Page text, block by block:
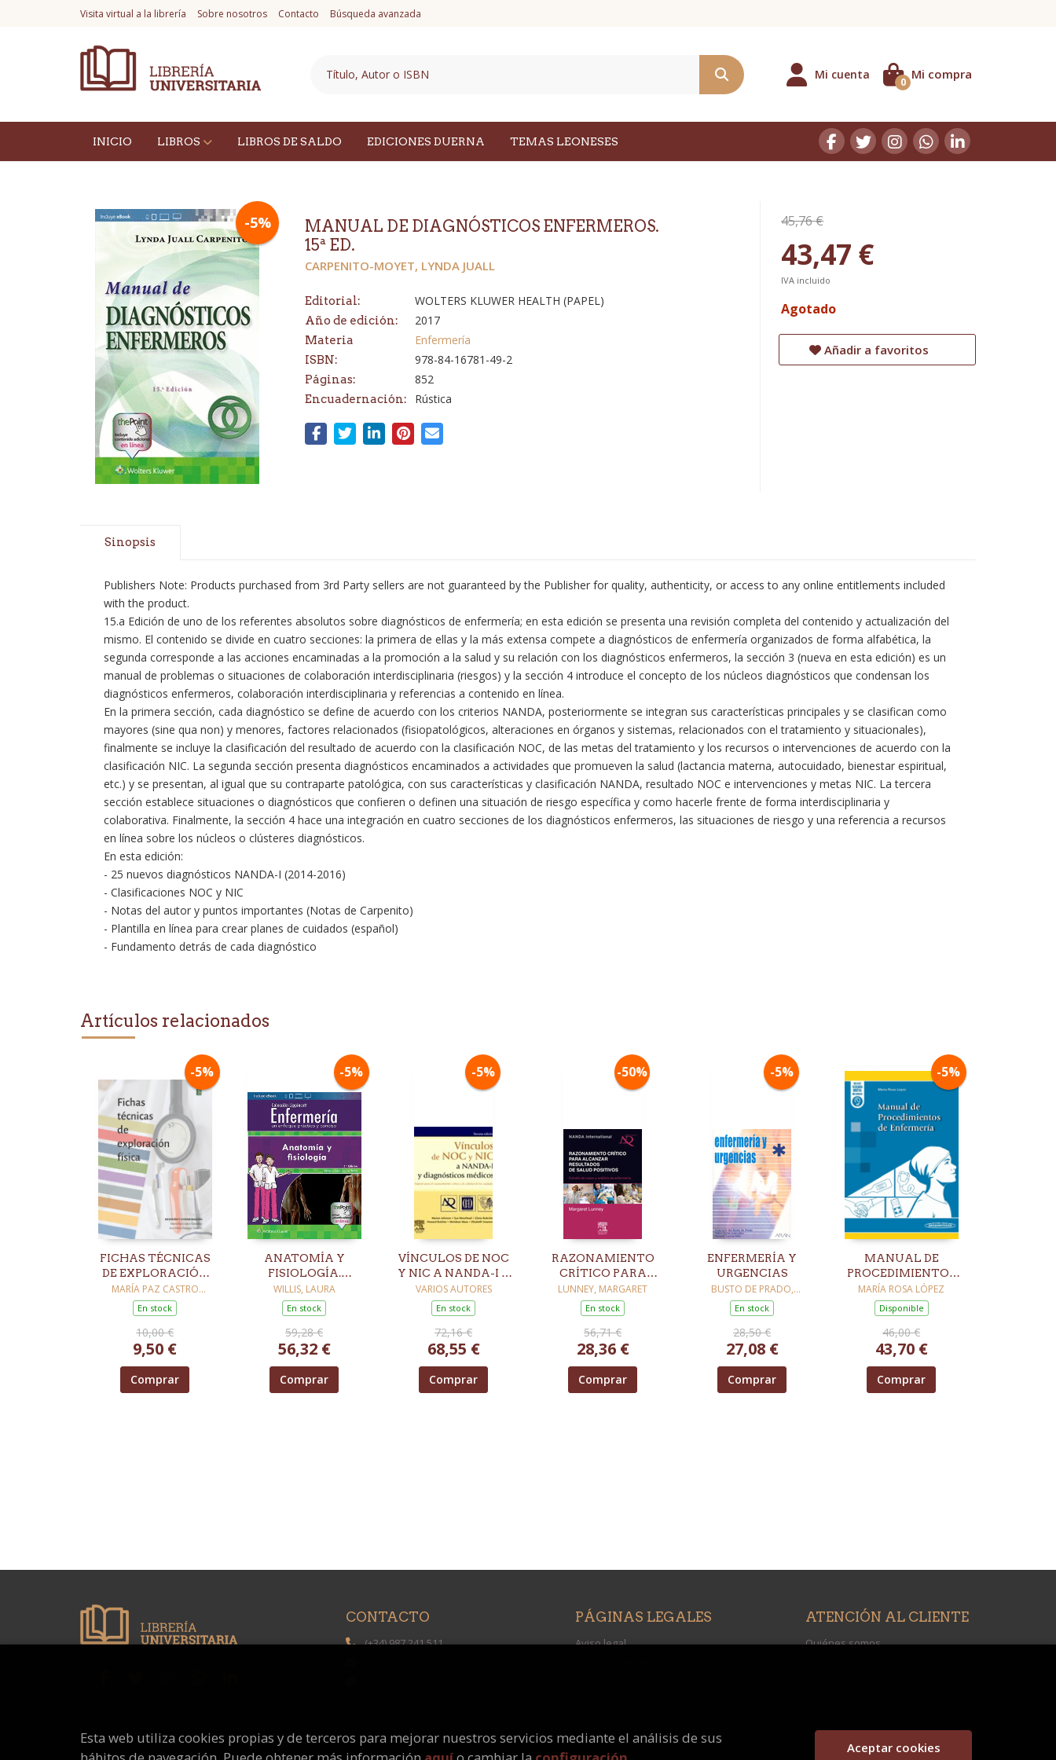
Visita virtual a la librería Sobre nosotros Contacto Búsqueda avanzada
Mi cuenta Mi compra
0
INICIO LIBROS LIBROS DE SALDO EDICIONES DUERNA TEMAS LEONESES
-5%
MANUAL DE DIAGNÓSTICOS ENFERMEROS.
15ª ED.
CARPENITO-MOYET, LYNDA JUALL
Editorial: WOLTERS KLUWER HEALTH (PAPEL)
Año de edición: 2017
Materia Enfermería
ISBN: 978-84-16781-49-2
Páginas: 852
Encuadernación: Rústica
45,76 €
43,47 €
IVA incluido
Agotado
Añadir a favoritos
Sinopsis
Publishers Note: Products purchased from 3rd Party sellers are not guaranteed by the Publisher for quality, authenticity, or access to any online entitlements included
with the product.
15.a Edición de uno de los referentes absolutos sobre diagnósticos de enfermería; en esta edición se presenta una revisión completa del contenido y actualización del
mismo. El contenido se divide en cuatro secciones: la primera de ellas y la más extensa compete a diagnósticos de enfermería organizados de forma alfabética, la
segunda corresponde a las acciones encaminadas a la promoción a la salud y su relación con los diagnósticos enfermeros, la sección 3 (nueva en esta edición) es un
manual de problemas o situaciones de colaboración interdisciplinaria (riesgos) y la sección 4 introduce el concepto de los núcleos diagnósticos que condensan los
diagnósticos enfermeros, colaboración interdisciplinaria y referencias a contenido en línea.
En la primera sección, cada diagnóstico se define de acuerdo con los criterios NANDA, posteriormente se integran sus características principales y se clasifican como
mayores (sine qua non) y menores, factores relacionados (fisiopatológicos, alteraciones en órganos y sistemas, relacionados con el tratamiento y situacionales),
finalmente se incluye la clasificación del resultado de acuerdo con la clasificación NOC, de las metas del tratamiento y los recursos o intervenciones de acuerdo con la
clasificación NIC. La segunda sección presenta diagnósticos encaminados a actividades que promueven la salud (lactancia materna, autocuidado, bienestar espiritual,
etc.) y se presentan, al igual que su contraparte patológica, con sus características y clasificación NANDA, resultado NOC e intervenciones y metas NIC. La tercera
sección establece situaciones o diagnósticos que confieren o definen una situación de riesgo específica y como hacerle frente de forma interdisciplinaria y
colaborativa. Finalmente, la sección 4 hace una integración en cuatro secciones de los diagnósticos enfermeros, las situaciones de riesgo y una referencia a recursos
en línea sobre los núcleos o clústeres diagnósticos.
En esta edición:
- 25 nuevos diagnósticos NANDA-I (2014-2016)
- Clasificaciones NOC y NIC
- Notas del autor y puntos importantes (Notas de Carpenito)
- Plantilla en línea para crear planes de cuidados (español)
- Fundamento detrás de cada diagnóstico
Artículos relacionados
-5%
FICHAS TÉCNICAS
DE EXPLORACIÓN
FÍSICA
MARÍA PAZ CASTRO
GONZÁLEZ (COORD.)
En stock
10,00 €
9,50 €
Comprar
-5%
ANATOMÍA Y
FISIOLOGÍA.
ENFERMERÍA UN
ENFOQUE
PRÁCTICO Y
CONCISO
WILLIS, LAURA
En stock
59,28 €
56,32 €
Comprar
-5%
VÍNCULOS DE NOC
Y NIC A NANDA-I Y
DIAGNÓSTICOS
MÉDICOS. 3ª ED
VARIOS AUTORES
En stock
72,16 €
68,55 €
Comprar
-50%
RAZONAMIENTO
CRÍTICO PARA
ALCANZAR
RESULTADOS DE
SALUD POSITIVOS
LUNNEY, MARGARET
En stock
56,71 €
28,36 €
Comprar
-5%
ENFERMERÍA Y
URGENCIAS
BUSTO DE PRADO,
FRANCISCO DEL
En stock
28,50 €
27,08 €
Comprar
-5%
MANUAL DE
PROCEDIMIENTOS
DE ENFERMERÍA
MARÍA ROSA LÓPEZ
Disponible
46,00 €
43,70 €
Comprar
CONTACTO
(+34) 987 241 511
PÁGINAS LEGALES
Aviso legal
ATENCIÓN AL CLIENTE
Quiénes somos
Esta web utiliza cookies propias y de terceros para mejorar nuestros servicios mediante el análisis de sus
Aceptar cookies